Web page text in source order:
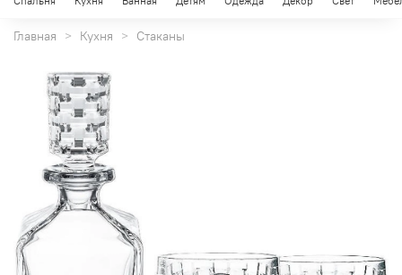
Главная Кухня Стаканы